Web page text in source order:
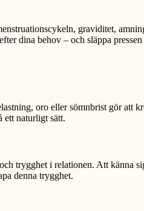
graviditet,
dina behov – och släppa
oro eller sömnbrist gör
ett naturligt sätt.
trygghet i relationen. Att känna
denna trygghet.